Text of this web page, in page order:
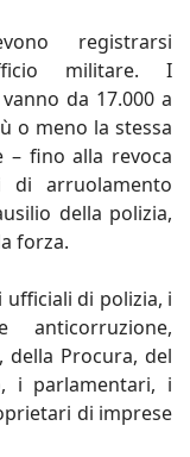
registrarsi
militare. I
da 17.000 a
o meno la stessa
– fino alla revoca
arruolamento
della polizia,
forza.
di polizia, i
anticorruzione,
Procura, del
i parlamentari, i
di imprese